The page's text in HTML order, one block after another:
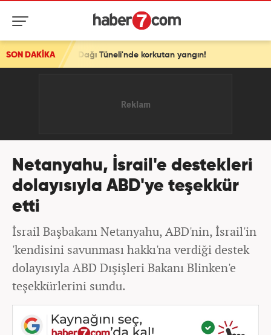
SON DAKİKA
Dağı Tüneli'nde korkutan yangın!
Netanyahu, İsrail'e destekleri
dolayısıyla ABD'ye teşekkür
etti
İsrail Başbakanı Netanyahu, ABD'nin, İsrail'in
'kendisini savunması hakkı'na verdiği destek
dolayısıyla ABD Dışişleri Bakanı Blinken'e
teşekkürlerini sundu.